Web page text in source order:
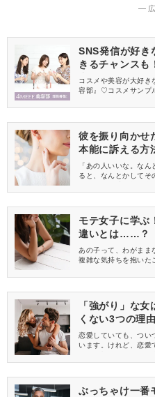
―
SNS発信が好き
きるチャンスも
中
コスメや美容が大好き
容部』♡コスメサンプ
彼を振り向かせ
本能に訴える方
「あの人いいな。な
ると、なんとかしてそ
を試してみませんか？
モテ女子に学ぶ
違いとは……？
あの子って、わがま
複雑な気持ちを抱いた
もしれません。モテる
す。
「強がり」な
くない3つの理由
恋愛していても、つい
います。けれど、恋愛
かりで損していません
ぶっちゃけ一番